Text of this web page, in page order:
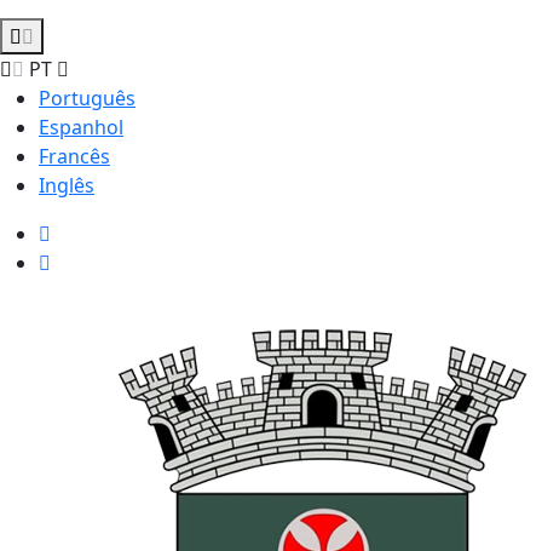
PT
Português
Espanhol
Francês
Inglês